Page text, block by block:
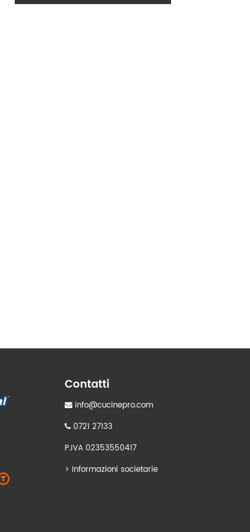
Contatti
info@cucinepro.com
0721 27133
P.IVA 02353550417
> Informazioni societarie